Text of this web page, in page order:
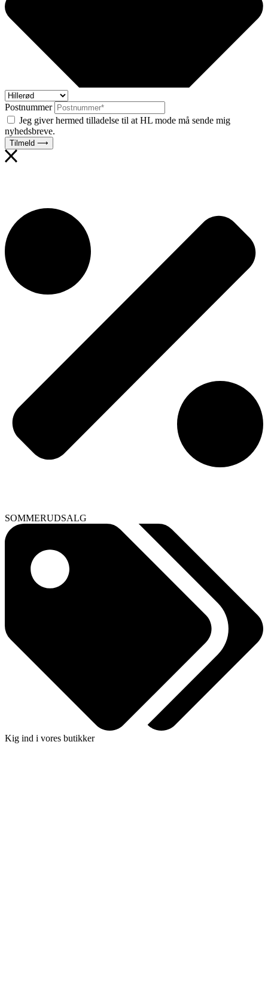
Postnummer
Jeg giver hermed tilladelse til at HL mode må sende mig
nyhedsbreve.
Tilmeld ⟶
SOMMERUDSALG
Kig ind i vores butikker